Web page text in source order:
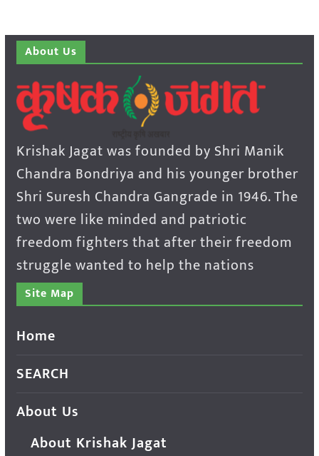
About Us
Krishak Jagat was founded by Shri Manik
Chandra Bondriya and his younger brother
Shri Suresh Chandra Gangrade in 1946. The
two were like minded and patriotic
freedom fighters that after their freedom
struggle wanted to help the nations
Site Map
Home
SEARCH
About Us
About Krishak Jagat